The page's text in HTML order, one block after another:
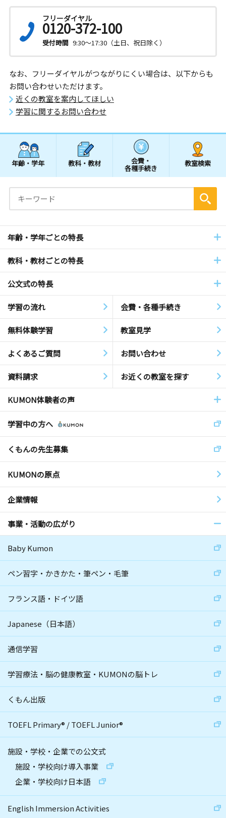
フリーダイヤル
0120-372-100
受付時間 9:30～17:30（土日、祝日除く）
なお、フリーダイヤルがつながりにくい場合は、以下からも
お問い合わせいただけます。
近くの教室を案内してほしい
学習に関するお問い合わせ
年齢・学年 教科・教材 会費・
各種手続き
教室検索
年齢・学年ごとの特長
教科・教材ごとの特長
公文式の特長
学習の流れ 会費・各種手続き
無料体験学習 教室見学
よくあるご質問 お問い合わせ
資料請求 お近くの教室を探す
KUMON体験者の声
学習中の方へ
くもんの先生募集
KUMONの原点
企業情報
事業・活動の広がり
Baby Kumon
ペン習字・かきかた・筆ペン・毛筆
フランス語・ドイツ語
Japanese（日本語）
通信学習
学習療法・脳の健康教室・KUMONの脳トレ
くもん出版
TOEFL Primary® /TOEFL Junior®
施設・学校・企業での公文式
施設・学校向け導入事業
企業・学校向け日本語
English Immersion Activities